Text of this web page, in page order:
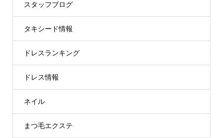
スタッフブログ
タキシード情報
ドレスランキング
ドレス情報
ネイル
まつ毛エクステ